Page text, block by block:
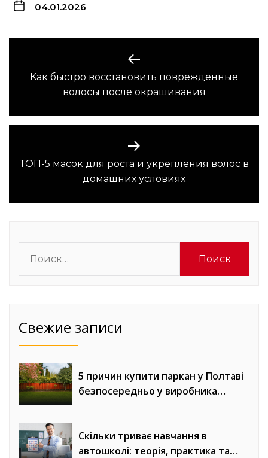
04.01.2026
записям
Предыдущая
запись:
Как быстро восстановить поврежденные
волосы после окрашивания
Следующая
запись:
ТОП-5 масок для роста и укрепления волос в
домашних условиях
Свежие записи
5 причин купити паркан у Полтаві
безпосередньо у виробника
Скільки триває навчання в
автошколі: теорія, практика та